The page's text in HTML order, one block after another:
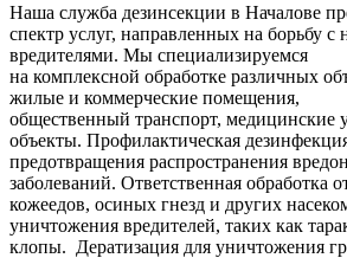
Наша служба дезинсекции в Началове
спектр услуг, направленных на борьбу с
вредителями. Мы специализируемся
на комплексной обработке различных
жилые и коммерческие помещения,
общественный транспорт, медицинские
объекты. Профилактическая
предотвращения распространения
заболеваний. Ответственная обработка
кожеедов, осиных гнезд и других
уничтожения вредителей, таких как
клопы. Дератизация для уничтожения